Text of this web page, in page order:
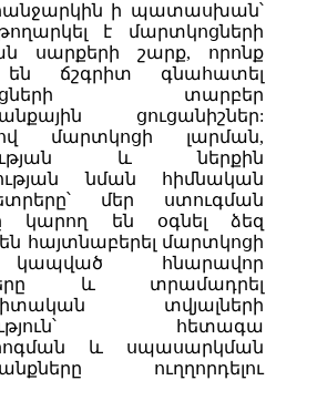
ի պատասխան՝
թողարկել է մարտկոցների
սարքերի շարք, որոնք
ճշգրիտ գնահատել
տարբեր
ցուցանիշներ:
մարտկոցի լարման,
և ներքին
նման հիմնական
մեր ստուգման
կարող են օգնել ձեզ
հայտնաբերել մարտկոցի
հնարավոր
և տրամադրել
​​տվյալների
հետագա
և սպասարկման
ուղղորդելու